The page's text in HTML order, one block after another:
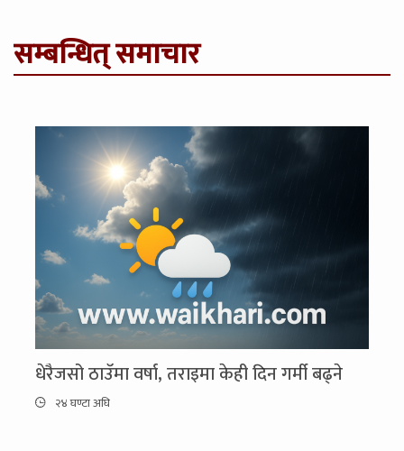
सम्बन्धित् समाचार
धेरैजसो ठाउँमा वर्षा, तराइमा केही दिन गर्मी बढ्ने
२४ घण्टा अघि